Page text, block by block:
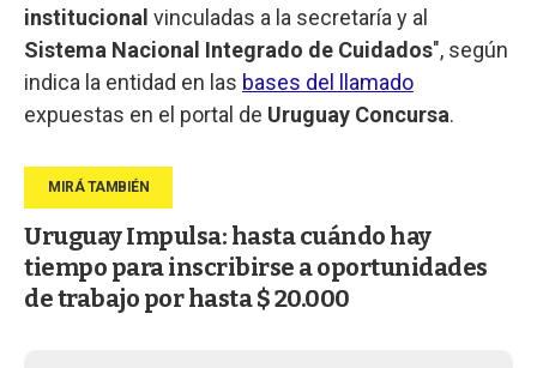
institucional vinculadas a la secretaría y al
Sistema Nacional Integrado de Cuidados", según
indica la entidad en las bases del llamado
expuestas en el portal de Uruguay Concursa.
Uruguay Impulsa: hasta cuándo hay
tiempo para inscribirse a oportunidades
de trabajo por hasta $ 20.000